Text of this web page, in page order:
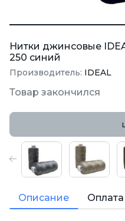
Нитки джинсовые
250 синий
Производитель: IDEAL
Товар закончился
Описание Оплата